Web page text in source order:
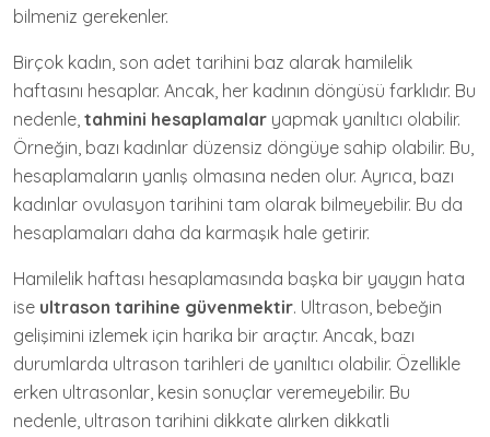
bilmeniz gerekenler.
Birçok kadın, son adet tarihini baz alarak hamilelik
haftasını hesaplar. Ancak, her kadının döngüsü farklıdır. Bu
nedenle, tahmini hesaplamalar yapmak yanıltıcı olabilir.
Örneğin, bazı kadınlar düzensiz döngüye sahip olabilir. Bu,
hesaplamaların yanlış olmasına neden olur. Ayrıca, bazı
kadınlar ovulasyon tarihini tam olarak bilmeyebilir. Bu da
hesaplamaları daha da karmaşık hale getirir.
Hamilelik haftası hesaplamasında başka bir yaygın hata
ise ultrason tarihine güvenmektir. Ultrason, bebeğin
gelişimini izlemek için harika bir araçtır. Ancak, bazı
durumlarda ultrason tarihleri de yanıltıcı olabilir. Özellikle
erken ultrasonlar, kesin sonuçlar veremeyebilir. Bu
nedenle, ultrason tarihini dikkate alırken dikkatli